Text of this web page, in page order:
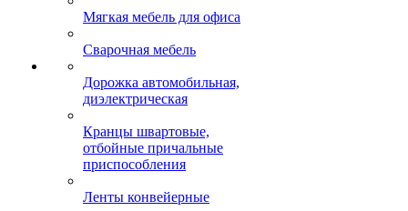
Мягкая мебель для офиса
Сварочная мебель
Дорожка автомобильная,
диэлектрическая
Кранцы швартовые,
отбойные причальные
приспособления
Ленты конвейерные